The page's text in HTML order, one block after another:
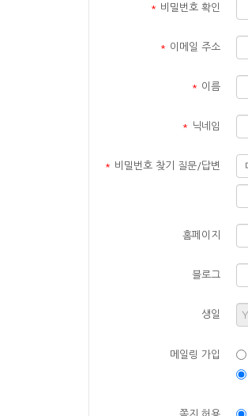
* 비밀번호 확인
* 이메일 주소
* 이름
* 닉네임
* 비밀번호 찾기 질문/답변
홈페이지
블로그
생일
메일링 가입